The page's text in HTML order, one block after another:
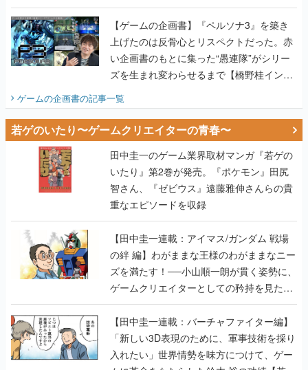
画書】
【ゲームの企画書】『ペルソナ3』を築き
上げたのは反骨心とリスペクトだった。赤
い企画書のもとに集った“愚連隊”がシリー
ズを生まれ変わらせるまで【橋野桂インタ
ビュー】
ゲームの企画書の記事一覧
若ゲのいたり〜ゲームクリエイターの青春〜
田中圭一のゲーム業界取材マンガ『若ゲの
いたり』第2巻が発売。『ポケモン』田尻
智さん、『ゼビウス』遠藤雅伸さんらの貴
重なエピソードを収録
【田中圭一連載：アイマス/ガンダム 戦場
の絆 編】わがままな王様のわがままなニー
ズを満たす！──小山順一朗が貫く姿勢に、
ゲームクリエイターとしての矜持を見た
【若ゲのいたり最終回】
【田中圭一連載：バーチャファイター編】
「新しい3D表現のために、軍事技術を採り
入れたい」世界情勢を味方につけて、ゲー